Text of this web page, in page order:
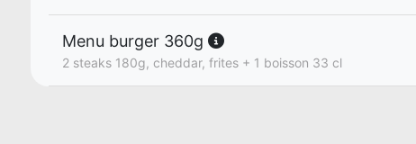
Menu burger 360g
2 steaks 180g, cheddar, frites + 1 boisson 33 cl